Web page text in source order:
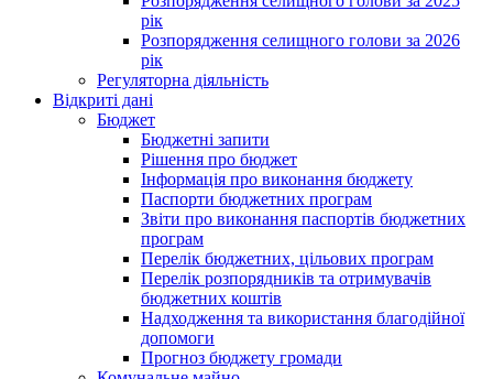
рік
Розпорядження селищного голови за 2026
рік
Регуляторна діяльність
Відкриті дані
Бюджет
Бюджетні запити
Рішення про бюджет
Інформація про виконання бюджету
Паспорти бюджетних програм
Звіти про виконання паспортів бюджетних
програм
Перелік бюджетних, цільових програм
Перелік розпорядників та отримувачів
бюджетних коштів
Надходження та використання благодійної
допомоги
Прогноз бюджету громади